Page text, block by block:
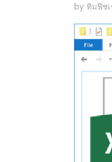
by ทิมฟิช